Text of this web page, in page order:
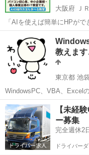
大阪府 Ｊ
「AIを使えば簡単にHPが
ゃ」 そう焦っていませんか？ 実は、ネットにある「有名なプロ
（指示文）」を 真似する
人ほど、間...
Ｊ
教えま
東京都 池
WindowsPC、VBA、Excel
現役SEが基礎から応用、
個人レッスンも受付します。 パ
ングスクー...
東京 豊島区 池袋駅
【未経
ー募集
完全週休2
ドライバー